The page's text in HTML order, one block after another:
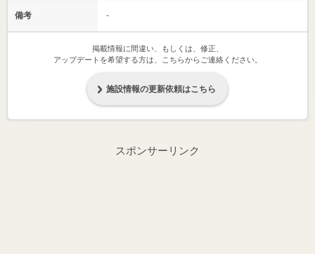
備考 -
掲載情報に間違い、もしくは、修正、
アップデートを希望する方は、こちらからご連絡ください。
施設情報の更新依頼はこちら
スポンサーリンク